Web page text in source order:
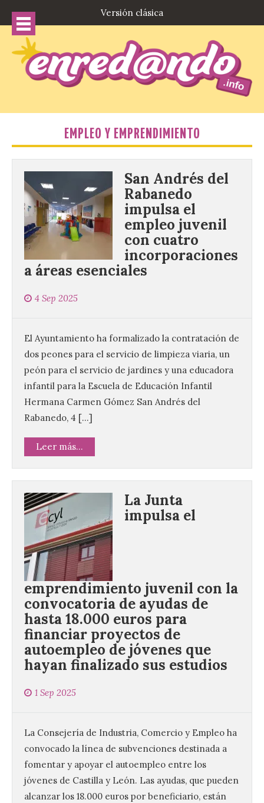
Versión clásica
EMPLEO Y EMPRENDIMIENTO
San Andrés del
Rabanedo
impulsa el
empleo juvenil
con cuatro
incorporaciones
a áreas esenciales
4 Sep 2025
El Ayuntamiento ha formalizado la contratación de
dos peones para el servicio de limpieza viaria, un
peón para el servicio de jardines y una educadora
infantil para la Escuela de Educación Infantil
Hermana Carmen Gómez San Andrés del
Rabanedo, 4 […]
Leer más...
La Junta
impulsa el
emprendimiento juvenil con la
convocatoria de ayudas de
hasta 18.000 euros para
financiar proyectos de
autoempleo de jóvenes que
hayan finalizado sus estudios
1 Sep 2025
La Consejería de Industria, Comercio y Empleo ha
convocado la línea de subvenciones destinada a
fomentar y apoyar el autoempleo entre los
jóvenes de Castilla y León. Las ayudas, que pueden
alcanzar los 18.000 euros por beneficiario, están